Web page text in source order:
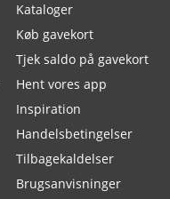
Kataloger
Køb gavekort
Tjek saldo på gavekort
Hent vores app
Inspiration
Handelsbetingelser
Tilbagekaldelser
Brugsanvisninger